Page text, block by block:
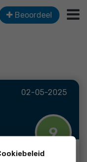
Beoordeel
02-05-2025
9